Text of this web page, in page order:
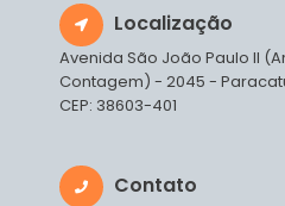
Localização
Avenida São João Paulo II
Contagem) - 2045 -
CEP: 38603-401
Contato